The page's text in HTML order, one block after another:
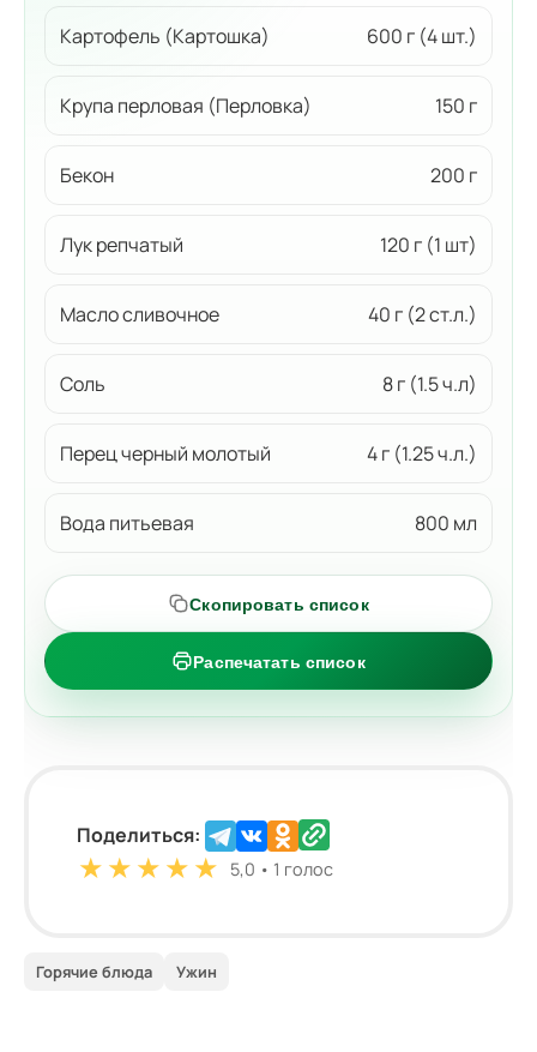
Картофель (Картошка) 600 г (4 шт.)
Крупа перловая (Перловка) 150 г
Бекон 200 г
Лук репчатый 120 г (1 шт)
Масло сливочное 40 г (2 ст.л.)
Соль 8 г (1.5 ч.л)
Перец черный молотый 4 г (1.25 ч.л.)
Вода питьевая 800 мл
Скопировать список
Распечатать список
Поделиться:
★ ★ ★ ★ ★ 5,0 • 1 голос
Горячие блюда Ужин